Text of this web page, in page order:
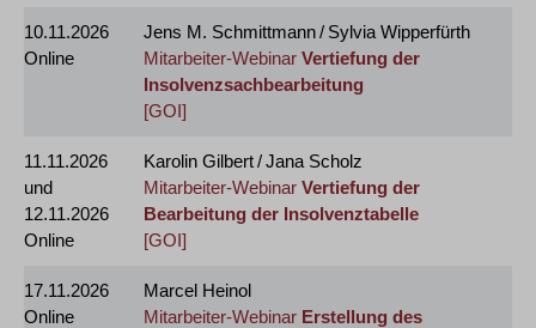
10.11.2026
Online
Jens M. Schmittmann / Sylvia Wipperfürth
Mitarbeiter-Webinar Vertiefung der
Insolvenzsachbearbeitung
[GOI]
11.11.2026
und
12.11.2026
Online
Karolin Gilbert / Jana Scholz
Mitarbeiter-Webinar Vertiefung der
Bearbeitung der Insolvenztabelle
[GOI]
17.11.2026
Online
Marcel Heinol
Mitarbeiter-Webinar Erstellung des